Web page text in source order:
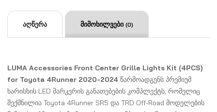
აღწერა მიმოხილვები (0)
LUMA Accessories Front Center Grille Lights Kit (4PCS)
for Toyota 4Runner 2020-2024 წარმოადგენს პრემიუმ
ხარისხის LED მარკერის განათებების კომპლექტს, რომელიც
შექმნილია Toyota 4Runner SR5 და TRD Off-Road მოდელების